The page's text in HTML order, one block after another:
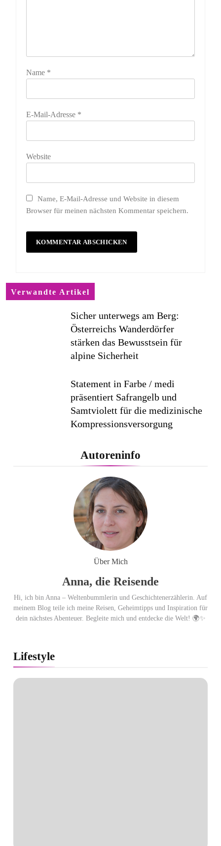
Name *
E-Mail-Adresse *
Website
Name, E-Mail-Adresse und Website in diesem
Browser für meinen nächsten Kommentar speichern.
Verwandte Artikel
Sicher unterwegs am Berg:
Österreichs Wanderdörfer
stärken das Bewusstsein für
alpine Sicherheit
Statement in Farbe / medi
präsentiert Safrangelb und
Samtviolett für die medizinische
Kompressionsversorgung
PEPE JEANS LONDON AW26
Flachste mechanische
Weltzeituhr gewinnt Red Dot:
Best of the Best 2026 / NOMOS
Glashütte erzielt 94 von 100
Punkten.
Autoreninfo
Über Mich
Anna, die Reisende
Hi, ich bin Anna – Weltenbummlerin und Geschichtenerzählerin. Auf
meinem Blog teile ich meine Reisen, Geheimtipps und Inspiration für
dein nächstes Abenteuer. Begleite mich und entdecke die Welt! 🌍✨
Lifestyle